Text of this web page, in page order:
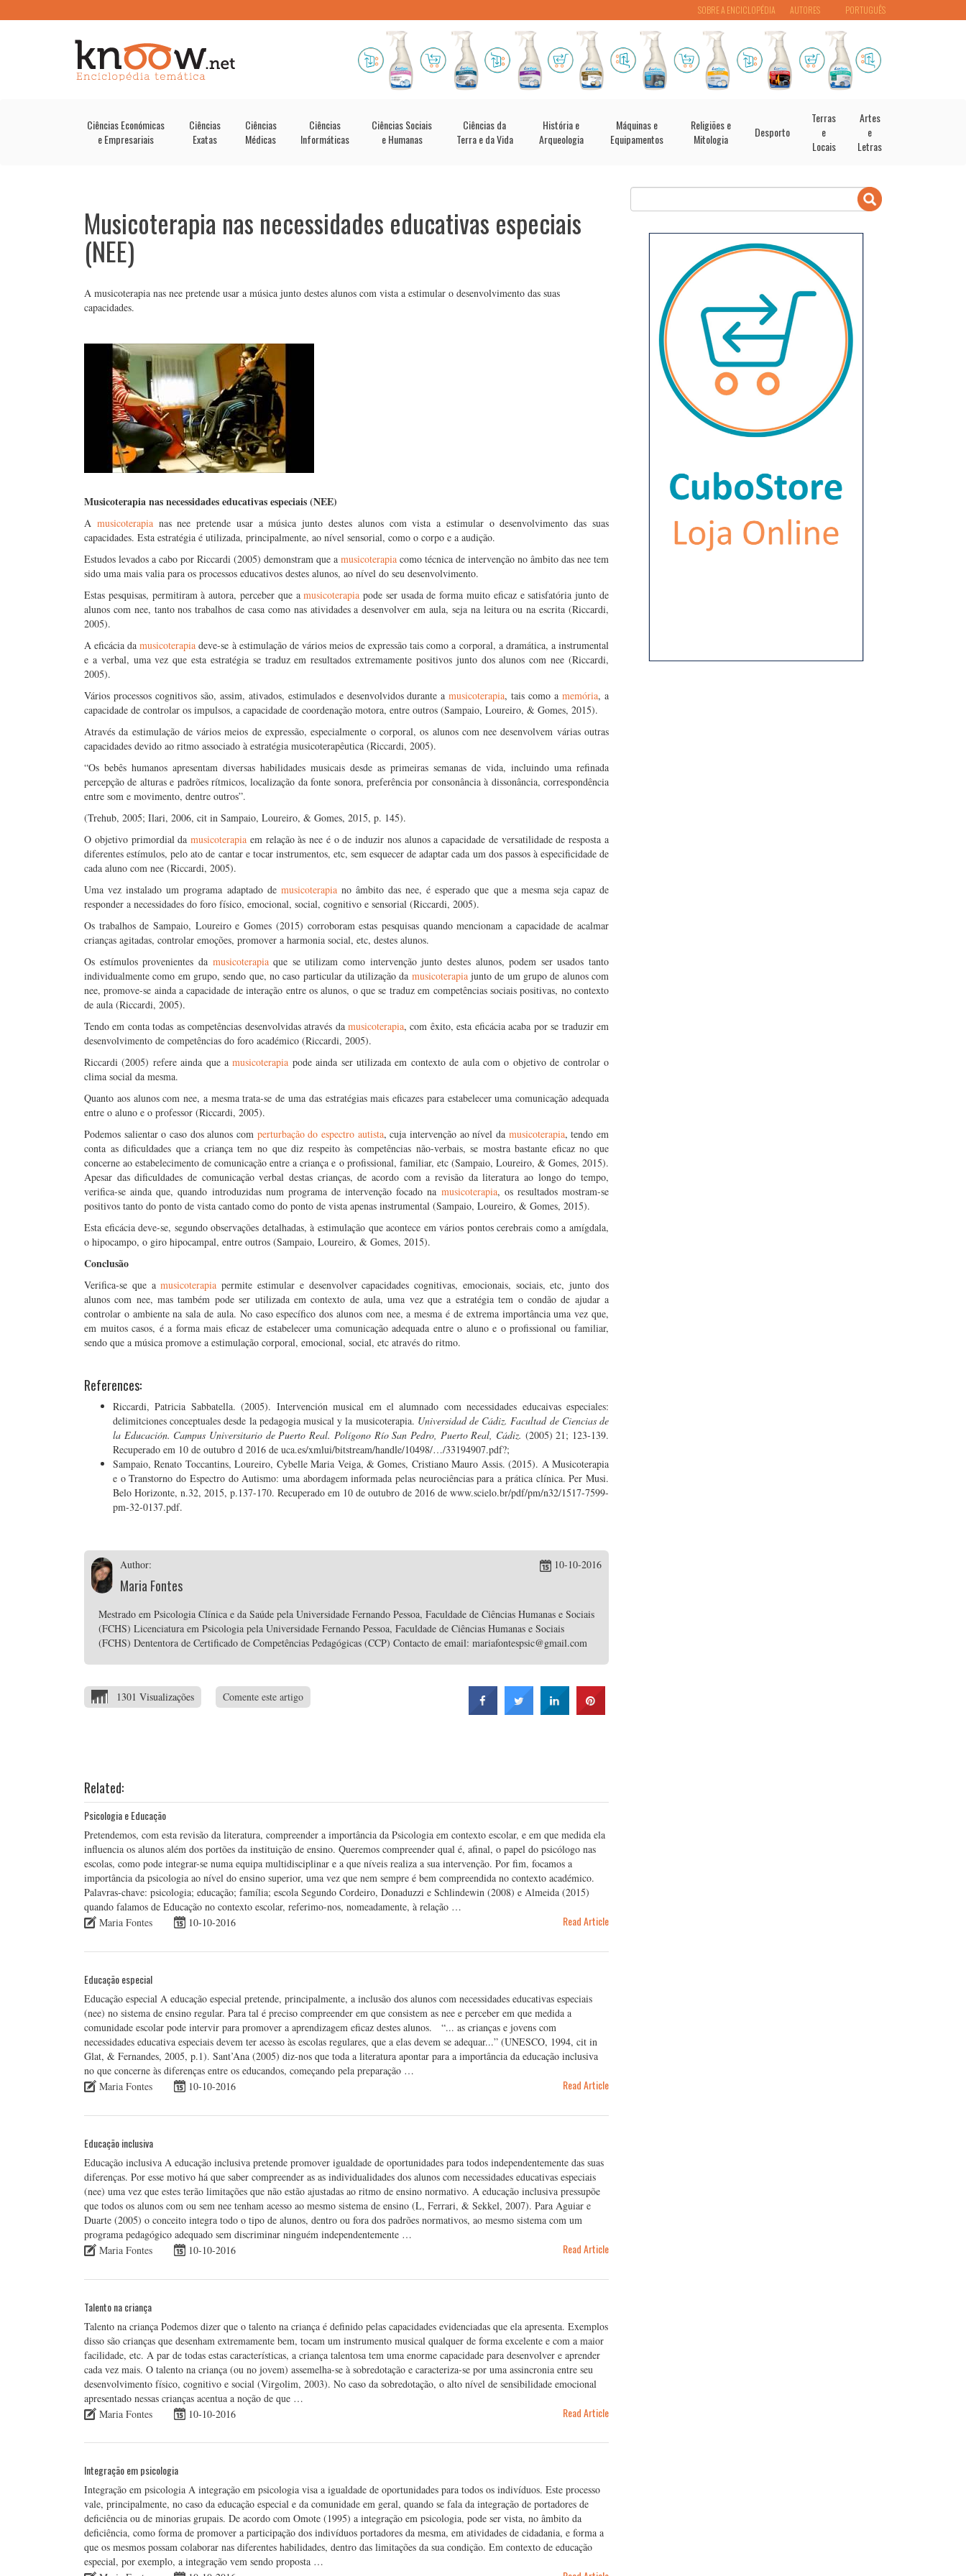
PORTUGUÊS
SOBRE A ENCICLOPÉDIA AUTORES
Ciências Económicas
e Empresariais
Ciências
Exatas
Ciências
Médicas
Ciências
Informáticas
Ciências Sociais
e Humanas
Ciências da
Terra e da Vida
História e
Arqueologia
Máquinas e
Equipamentos
Religiões e
Mitologia
Desporto
Terras
e
Locais
Artes
e
Letras
Musicoterapia nas necessidades educativas especiais
(NEE)
A musicoterapia nas nee pretende usar a música junto destes alunos com vista a estimular o desenvolvimento das suas
capacidades.
Musicoterapia nas necessidades educativas especiais (NEE)
A musicoterapianas nee pretende usar a música junto destes alunos com vista a estimular o desenvolvimento das suas
capacidades. Esta estratégia é utilizada, principalmente, ao nível sensorial, como o corpo e a audição.
Estudos levados a cabo por Riccardi (2005) demonstram que a musicoterapia como técnica de intervenção no âmbito das nee tem
sido uma mais valia para os processos educativos destes alunos, ao nível do seu desenvolvimento.
Estas pesquisas, permitiram à autora, perceber que amusicoterapia pode ser usada de forma muito eficaz e satisfatória junto de
alunos com nee, tanto nos trabalhos de casa como nas atividades a desenvolver em aula, seja na leitura ou na escrita (Riccardi,
2005).
A eficácia damusicoterapia deve-se à estimulação de vários meios de expressão tais como a corporal, a dramática, a instrumental
e a verbal, uma vez que esta estratégia se traduz em resultados extremamente positivos junto dos alunos com nee (Riccardi,
2005).
Vários processos cognitivos são, assim, ativados, estimulados e desenvolvidos durante amusicoterapia, tais como amemória, a
capacidade de controlar os impulsos, a capacidade de coordenação motora, entre outros (Sampaio, Loureiro, & Gomes, 2015).
Através da estimulação de vários meios de expressão, especialmente o corporal, os alunos com nee desenvolvem várias outras
capacidades devido ao ritmo associado à estratégia musicoterapêutica (Riccardi, 2005).
“Os bebês humanos apresentam diversas habilidades musicais desde as primeiras semanas de vida, incluindo uma refinada
percepção de alturas e padrões rítmicos, localização da fonte sonora, preferência por consonância à dissonância, correspondência
entre som e movimento, dentre outros”.
(Trehub, 2005; Ilari, 2006, cit in Sampaio, Loureiro, & Gomes, 2015, p. 145).
O objetivo primordial damusicoterapia em relação às nee é o de induzir nos alunos a capacidade de versatilidade de resposta a
diferentes estímulos, pelo ato de cantar e tocar instrumentos, etc, sem esquecer de adaptar cada um dos passos à especificidade de
cada aluno com nee (Riccardi, 2005).
Uma vez instalado um programa adaptado de musicoterapiano âmbito das nee, é esperado que que a mesma seja capaz de
responder a necessidades do foro físico, emocional, social, cognitivo e sensorial (Riccardi, 2005).
Os trabalhos de Sampaio, Loureiro e Gomes (2015) corroboram estas pesquisas quando mencionam a capacidade de acalmar
crianças agitadas, controlar emoções, promover a harmonia social, etc, destes alunos.
Os estímulos provenientes da musicoterapiaque se utilizam como intervenção junto destes alunos, podem ser usados tanto
individualmente como em grupo, sendo que, no caso particular da utilização da musicoterapiajunto de um grupo de alunos com
nee, promove-se ainda a capacidade de interação entre os alunos, o que se traduz em competências sociais positivas, no contexto
de aula (Riccardi, 2005).
Tendo em conta todas as competências desenvolvidas através da musicoterapia, com êxito, esta eficácia acaba por se traduzir em
desenvolvimento de competências do foro académico (Riccardi, 2005).
Riccardi (2005) refere ainda que amusicoterapia pode ainda ser utilizada em contexto de aula com o objetivo de controlar o
clima social da mesma.
Quanto aos alunos com nee, a mesma trata-se de uma das estratégias mais eficazes para estabelecer uma comunicação adequada
entre o aluno e o professor (Riccardi, 2005).
Podemos salientar o caso dos alunos com perturbação do espectro autista, cuja intervenção ao nível da musicoterapia, tendo em
conta as dificuldades que a criança tem no que diz respeito às competências não-verbais, se mostra bastante eficaz no que
concerne ao estabelecimento de comunicação entre a criança e o profissional, familiar, etc (Sampaio, Loureiro, & Gomes, 2015).
Apesar das dificuldades de comunicação verbal destas crianças, de acordo com a revisão da literatura ao longo do tempo,
verifica-se ainda que, quando introduzidas num programa de intervenção focado na musicoterapia, os resultados mostram-se
positivos tanto do ponto de vista cantado como do ponto de vista apenas instrumental (Sampaio, Loureiro, & Gomes, 2015).
Esta eficácia deve-se, segundo observações detalhadas, à estimulação que acontece em vários pontos cerebrais como a amígdala,
o hipocampo, o giro hipocampal, entre outros (Sampaio, Loureiro, & Gomes, 2015).
Conclusão
Verifica-se que amusicoterapia permite estimular e desenvolver capacidades cognitivas, emocionais, sociais, etc, junto dos
alunos com nee, mas também pode ser utilizada em contexto de aula, uma vez que a estratégia tem o condão de ajudar a
controlar o ambiente na sala de aula. No caso específico dos alunos com nee, a mesma é de extrema importância uma vez que,
em muitos casos, é a forma mais eficaz de estabelecer uma comunicação adequada entre o aluno e o profissional ou familiar,
sendo que a música promove a estimulação corporal, emocional, social, etc através do ritmo.
References:
Riccardi, Patricia Sabbatella. (2005). Intervención musical em el alumnado com necessidades educaivas especiales:
delimitciones conceptuales desde la pedagogia musical y la musicoterapia. Universidad de Cádiz. Facultad de Ciencias de
la Educación. Campus Universitario de Puerto Real. Polígono Río San Pedro, Puerto Real, Cádiz. (2005) 21; 123-139.
Recuperado em 10 de outubro d 2016 de uca.es/xmlui/bitstream/handle/10498/…/33194907.pdf?;
Sampaio, Renato Toccantins, Loureiro, Cybelle Maria Veiga, & Gomes, Cristiano Mauro Assis. (2015). A Musicoterapia
e o Transtorno do Espectro do Autismo: uma abordagem informada pelas neurociências para a prática clínica. Per Musi.
Belo Horizonte, n.32, 2015, p.137-170. Recuperado em 10 de outubro de 2016 de www.scielo.br/pdf/pm/n32/1517-7599-
pm-32-0137.pdf.
Author:
Maria Fontes
10-10-2016
Mestrado em Psicologia Clínica e da Saúde pela Universidade Fernando Pessoa, Faculdade de Ciências Humanas e Sociais
(FCHS) Licenciatura em Psicologia pela Universidade Fernando Pessoa, Faculdade de Ciências Humanas e Sociais
(FCHS) Dententora de Certificado de Competências Pedagógicas (CCP) Contacto de email: mariafontespsic@gmail.com
1301 Visualizações Comente este artigo
Related:
Psicologia e Educação
Pretendemos, com esta revisão da literatura, compreender a importância da Psicologia em contexto escolar, e em que medida ela
influencia os alunos além dos portões da instituição de ensino. Queremos compreender qual é, afinal, o papel do psicólogo nas
escolas, como pode integrar-se numa equipa multidisciplinar e a que níveis realiza a sua intervenção. Por fim, focamos a
importância da psicologia ao nível do ensino superior, uma vez que nem sempre é bem compreendida no contexto académico.
Palavras-chave: psicologia; educação; família; escola Segundo Cordeiro, Donaduzzi e Schlindewin (2008) e Almeida (2015)
quando falamos de Educação no contexto escolar, referimo-nos, nomeadamente, à relação …
Maria Fontes
10-10-2016 Read Article
Educação especial
Educação especial A educação especial pretende, principalmente, a inclusão dos alunos com necessidades educativas especiais
(nee) no sistema de ensino regular. Para tal é preciso compreender em que consistem as nee e perceber em que medida a
comunidade escolar pode intervir para promover a aprendizagem eficaz destes alunos. “... as crianças e jovens com
necessidades educativa especiais devem ter acesso às escolas regulares, que a elas devem se adequar...” (UNESCO, 1994, cit in
Glat, & Fernandes, 2005, p.1). Sant’Ana (2005) diz-nos que toda a literatura apontar para a importância da educação inclusiva
no que concerne às diferenças entre os educandos, começando pela preparação …
Maria Fontes
10-10-2016 Read Article
Educação inclusiva
Educação inclusiva A educação inclusiva pretende promover igualdade de oportunidades para todos independentemente das suas
diferenças. Por esse motivo há que saber compreender as as individualidades dos alunos com necessidades educativas especiais
(nee) uma vez que estes terão limitações que não estão ajustadas ao ritmo de ensino normativo. A educação inclusiva pressupõe
que todos os alunos com ou sem nee tenham acesso ao mesmo sistema de ensino (L, Ferrari, & Sekkel, 2007). Para Aguiar e
Duarte (2005) o conceito integra todo o tipo de alunos, dentro ou fora dos padrões normativos, ao mesmo sistema com um
programa pedagógico adequado sem discriminar ninguém independentemente …
Maria Fontes
10-10-2016 Read Article
Talento na criança
Talento na criança Podemos dizer que o talento na criança é definido pelas capacidades evidenciadas que ela apresenta. Exemplos
disso são crianças que desenham extremamente bem, tocam um instrumento musical qualquer de forma excelente e com a maior
facilidade, etc. A par de todas estas características, a criança talentosa tem uma enorme capacidade para desenvolver e aprender
cada vez mais. O talento na criança (ou no jovem) assemelha-se à sobredotação e caracteriza-se por uma assincronia entre seu
desenvolvimento físico, cognitivo e social (Virgolim, 2003). No caso da sobredotação, o alto nível de sensibilidade emocional
apresentado nessas crianças acentua a noção de que …
Maria Fontes
10-10-2016 Read Article
Integração em psicologia
Integração em psicologia A integração em psicologia visa a igualdade de oportunidades para todos os indivíduos. Este processo
vale, principalmente, no caso da educação especial e da comunidade em geral, quando se fala da integração de portadores de
deficiência ou de minorias grupais. De acordo com Omote (1995) a integração em psicologia, pode ser vista, no âmbito da
deficiência, como forma de promover a participação dos indivíduos portadores da mesma, em atividades de cidadania, e forma a
que os mesmos possam colaborar nas diferentes habilidades, dentro das limitações da sua condição. Em contexto de educação
especial, por exemplo, a integração vem sendo proposta …